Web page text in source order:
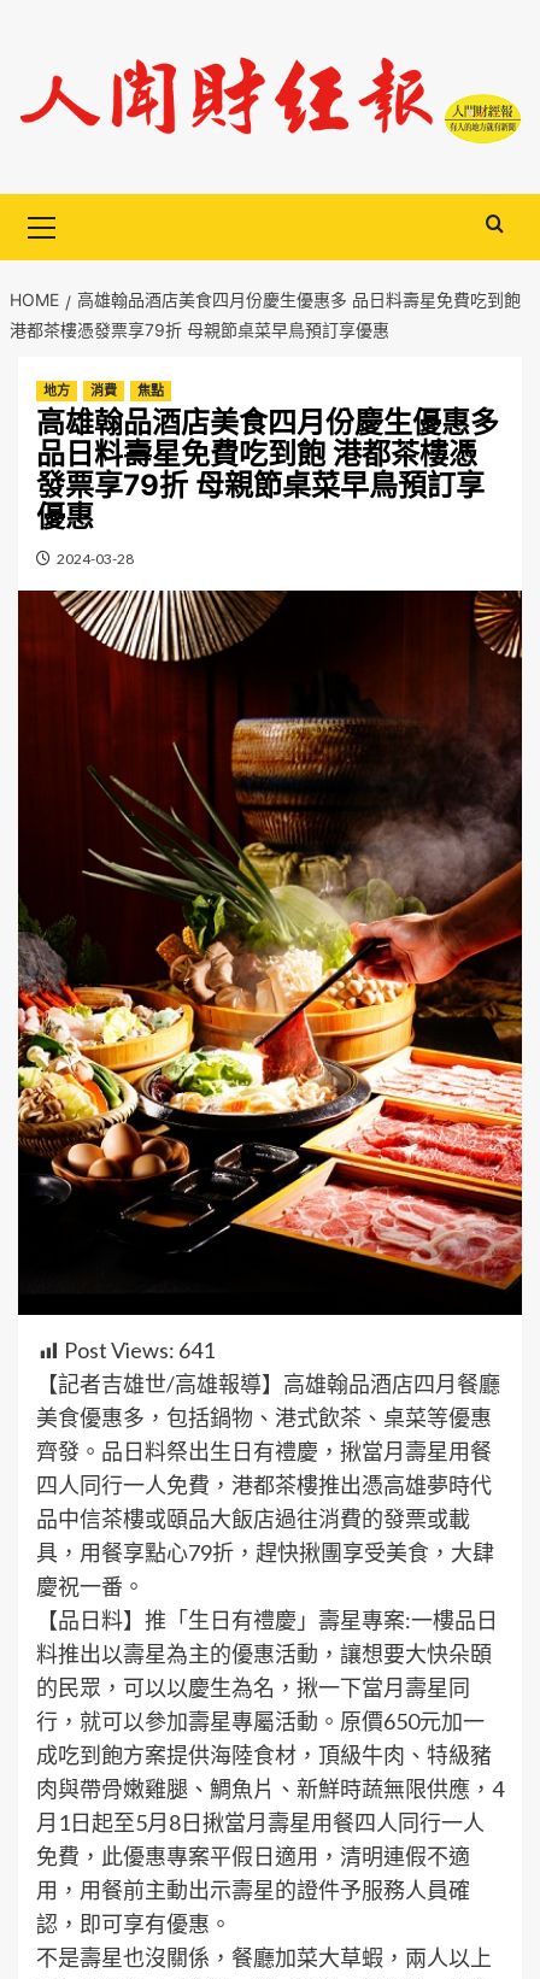
content
Menu
HOME
高雄翰品酒店美食四月份慶生優惠多 品日料壽星免費吃到飽
港都茶樓憑發票享79折 母親節桌菜早鳥預訂享優惠
地方 消費 焦點
高雄翰品酒店美食四月份慶生優惠多
品日料壽星免費吃到飽 港都茶樓憑
發票享79折 母親節桌菜早鳥預訂享
優惠
2024-03-28
Post Views: 641
【記者吉雄世/高雄報導】高雄翰品酒店四月餐廳
美食優惠多，包括鍋物、港式飲茶、桌菜等優惠
齊發。品日料祭出生日有禮慶，揪當月壽星用餐
四人同行一人免費，港都茶樓推出憑高雄夢時代
品中信茶樓或頤品大飯店過往消費的發票或載
具，用餐享點心79折，趕快揪團享受美食，大肆
慶祝一番。
【品日料】推「生日有禮慶」壽星專案:一樓品日
料推出以壽星為主的優惠活動，讓想要大快朵頣
的民眾，可以以慶生為名，揪一下當月壽星同
行，就可以參加壽星專屬活動。原價650元加一
成吃到飽方案提供海陸食材，頂級牛肉、特級豬
肉與帶骨嫩雞腿、鯛魚片、新鮮時蔬無限供應，4
月1日起至5月8日揪當月壽星用餐四人同行一人
免費，此優惠專案平假日適用，清明連假不適
用，用餐前主動出示壽星的證件予服務人員確
認，即可享有優惠。
不是壽星也沒關係，餐廳加菜大草蝦，兩人以上